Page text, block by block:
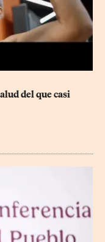
del que casi